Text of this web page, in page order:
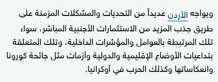
ويواجهالأردنعديداً من التحديات والمشكلات المزمنة على
طريق جذب المزيد من الاستثمارات الأجنبية المباشر، سواء
تلك المرتبطة بالعوامل والمؤشرات الداخلية، وتلك المتعلقة
بتداعيات الأوضاع الإقليمية والدولية وأزمات مثل جائحة كورونا
وانعكاساتها وكذلك الحرب في أوكرانيا.